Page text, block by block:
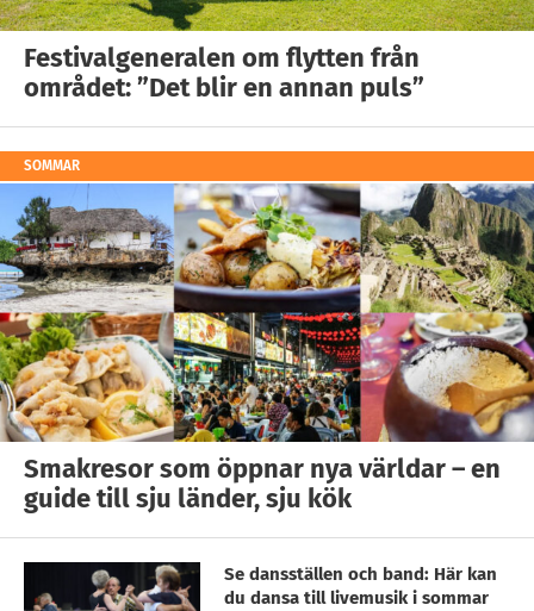
Festivalgeneralen om flytten från
området: ”Det blir en annan puls”
SOMMAR
Smakresor som öppnar nya världar – en
guide till sju länder, sju kök
Se dansställen och band: Här kan
du dansa till livemusik i sommar